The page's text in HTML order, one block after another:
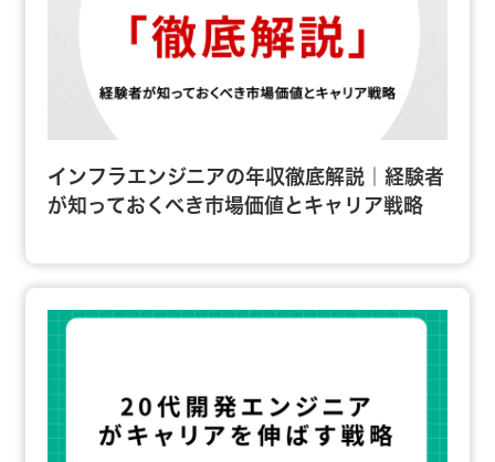
インフラエンジニアの年収徹底解説｜経験者
が知っておくべき市場価値とキャリア戦略